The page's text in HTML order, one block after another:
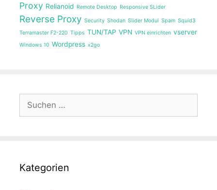
Proxy Relianoid Remote Desktop Responsive SLider
Reverse Proxy Security Shodan Slider Modul Spam Squid3
Terramaster F2-220 Tipps TUN/TAP VPN VPN einrichten vserver
Windows 10 Wordpress x2go
Suche
nach:
Kategorien